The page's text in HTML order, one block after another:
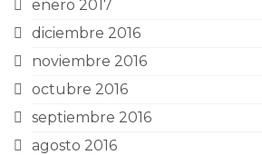
enero 2017
diciembre 2016
noviembre 2016
octubre 2016
septiembre 2016
agosto 2016